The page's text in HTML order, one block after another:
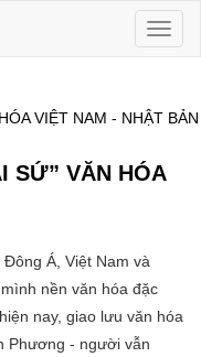
VIỆT NAM - NHẬT BẢN
SỨ” VĂN HÓA
Á, Việt Nam và
nền văn hóa đặc
nay, giao lưu văn hóa
Phương - người vẫn